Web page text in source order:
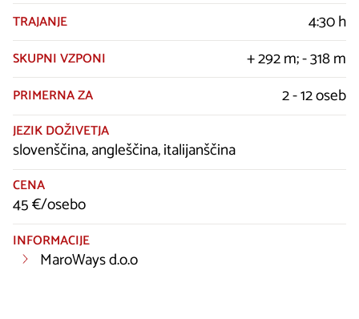
TRAJANJE 4:30 h
SKUPNI VZPONI + 292 m; - 318 m
PRIMERNA ZA 2 - 12 oseb
JEZIK DOŽIVETJA
slovenščina, angleščina, italijanščina
CENA
45 €/osebo
INFORMACIJE
MaroWays d.o.o